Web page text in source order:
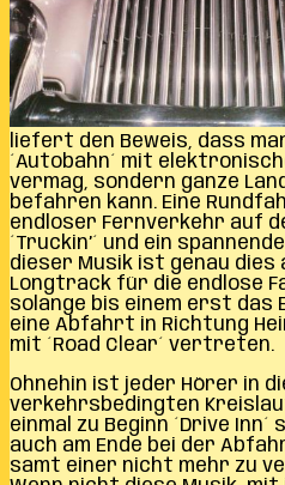
liefert den Beweis, dass
´Autobahn´ mit
vermag, sondern ganze
befahren kann. Eine
endloser Fernverkehr auf
´Truckin’´ und ein
dieser Musik ist genau dies
Longtrack für die endlose
solange bis einem erst das
eine Abfahrt in Richtung
mit ´Road Clear´ vertreten.
Ohnehin ist jeder Hörer in
verkehrsbedingten
einmal zu Beginn ´Drive
auch am Ende bei der
samt einer nicht mehr zu